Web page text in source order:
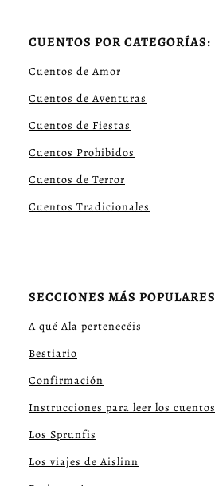
CUENTOS POR CATEGORÍAS:
Cuentos de Amor
Cuentos de Aventuras
Cuentos de Fiestas
Cuentos Prohibidos
Cuentos de Terror
Cuentos Tradicionales
SECCIONES MÁS POPULARES
A qué Ala pertenecéis
Bestiario
Confirmación
Instrucciones para leer los cuentos
Los Sprunfis
Los viajes de Aislinn